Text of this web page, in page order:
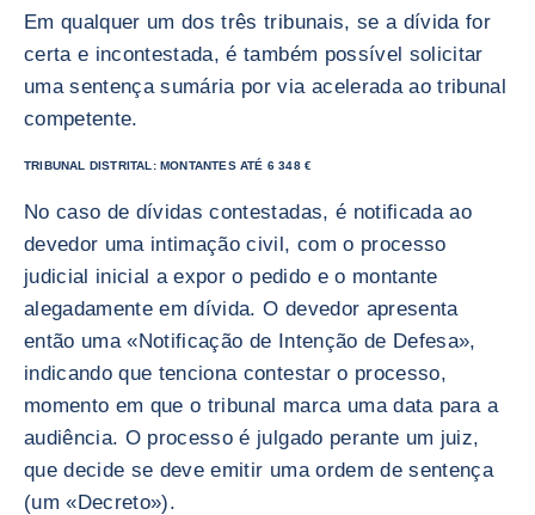
Em qualquer um dos três tribunais, se a dívida for
certa e incontestada, é também possível solicitar
uma sentença sumária por via acelerada ao tribunal
competente.
TRIBUNAL DISTRITAL: MONTANTES ATÉ 6 348 €
No caso de dívidas contestadas, é notificada ao
devedor uma intimação civil, com o processo
judicial inicial a expor o pedido e o montante
alegadamente em dívida. O devedor apresenta
então uma «Notificação de Intenção de Defesa»,
indicando que tenciona contestar o processo,
momento em que o tribunal marca uma data para a
audiência. O processo é julgado perante um juiz,
que decide se deve emitir uma ordem de sentença
(um «Decreto»).